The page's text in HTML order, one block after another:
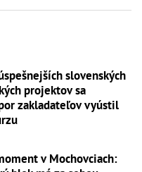
slovenských
projektov sa
zakladateľov vyústil
v Mochovciach: